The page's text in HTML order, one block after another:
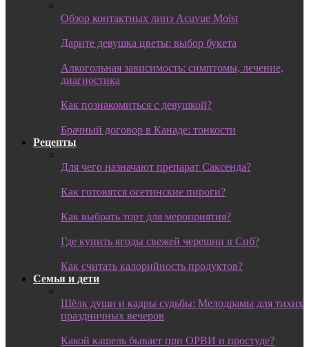
Обзор контактных линз Acuvue Moist
Дарите девушка цветы: выбор букета
Алкогольная зависимость: симптомы, лечение,
диагностика
Как познакомиться с девушкой?
Брачный договор в Канаде: тонкости
Рецепты
Для чего назначают препарат Саксенда?
Как готовятся осетинские пироги?
Как выбрать торт для мероприятия?
Где купить ягоды свежей черешни в Спб?
Как считать калорийность продуктов?
Семья и дети
Шёлк души и кадры судьбы: Мелодрамы для тихих
праздничных вечеров
Какой кашель бывает при ОРВИ и простуде?